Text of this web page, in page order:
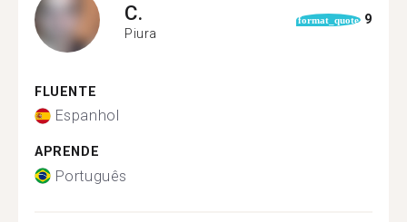
C.
Piura
format_quote 9
FLUENTE
Espanhol
APRENDE
Português